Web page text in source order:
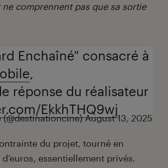
comprennent pas que sa sortie
Enchaîné" consacré à
,
réponse du réalisateur
EkkhTHQ9wj
August 13, 2025
du projet, tourné en
essentiellement privés.